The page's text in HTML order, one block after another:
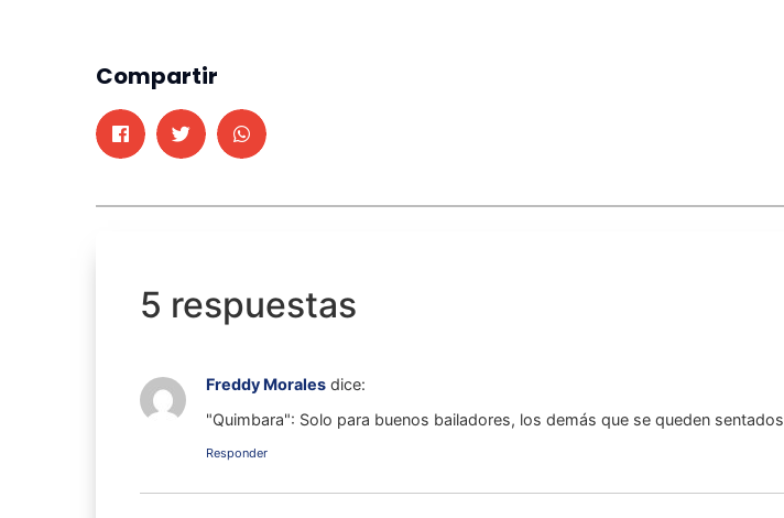
Compartir
5 respuestas
Freddy Morales dice:
"Quimbara": Solo para buenos bailadores, los demás que se queden sentados
Responder